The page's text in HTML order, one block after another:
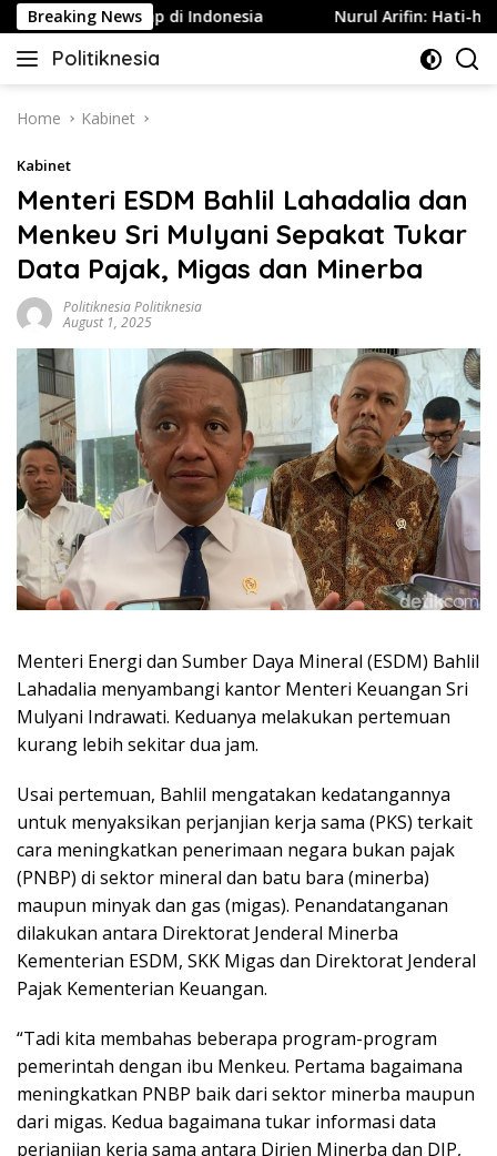
Skip
to
content
Breaking News
Hukum Tetap di Indonesia Nurul Arifin: Hati-hati!
Politiknesia
Politiknesia.com
Home Kabinet
Kabinet
Menteri ESDM Bahlil Lahadalia dan
Menkeu Sri Mulyani Sepakat Tukar
Data Pajak, Migas dan Minerba
Politiknesia Politiknesia
August 1, 2025
Menteri Energi dan Sumber Daya Mineral (ESDM) Bahlil
Lahadalia menyambangi kantor Menteri Keuangan Sri
Mulyani Indrawati. Keduanya melakukan pertemuan
kurang lebih sekitar dua jam.
Usai pertemuan, Bahlil mengatakan kedatangannya
untuk menyaksikan perjanjian kerja sama (PKS) terkait
cara meningkatkan penerimaan negara bukan pajak
(PNBP) di sektor mineral dan batu bara (minerba)
maupun minyak dan gas (migas). Penandatanganan
dilakukan antara Direktorat Jenderal Minerba
Kementerian ESDM, SKK Migas dan Direktorat Jenderal
Pajak Kementerian Keuangan.
“Tadi kita membahas beberapa program-program
pemerintah dengan ibu Menkeu. Pertama bagaimana
meningkatkan PNBP baik dari sektor minerba maupun
dari migas. Kedua bagaimana tukar informasi data
perjanjian kerja sama antara Dirjen Minerba dan DJP,